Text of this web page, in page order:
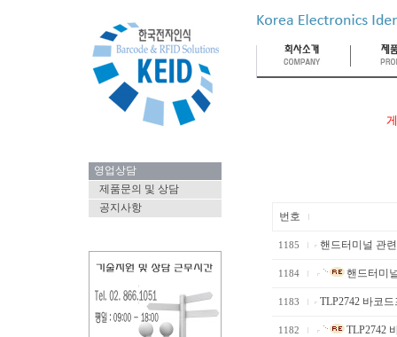
영업상담
제품문의 및 상담
공지사항
번호
1185 핸드터미널 관
1184 핸드터미
1183 TLP2742 바코
1182 TLP2742